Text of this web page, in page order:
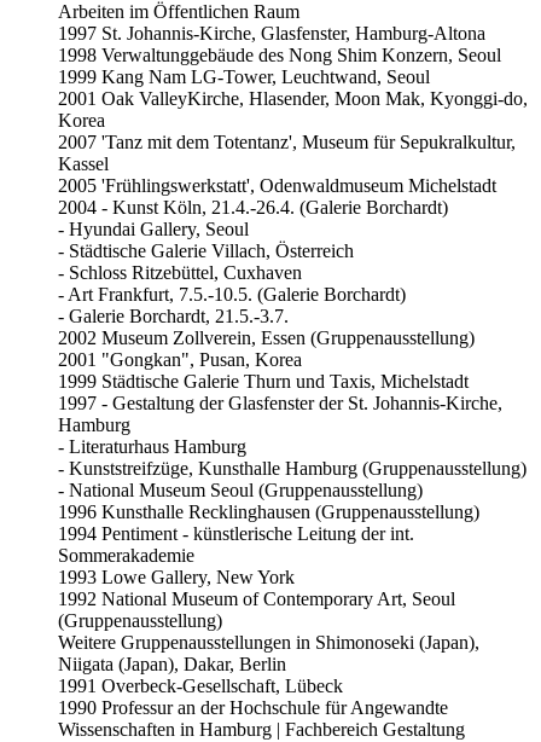
Arbeiten im Öffentlichen Raum
1997 St. Johannis-Kirche, Glasfenster, Hamburg-Altona
1998 Verwaltunggebäude des Nong Shim Konzern, Seoul
1999 Kang Nam LG-Tower, Leuchtwand, Seoul
2001 Oak ValleyKirche, Hlasender, Moon Mak, Kyonggi-do,
Korea
2007 'Tanz mit dem Totentanz', Museum für Sepukralkultur,
Kassel
2005 'Frühlingswerkstatt', Odenwaldmuseum Michelstadt
2004 - Kunst Köln, 21.4.-26.4. (Galerie Borchardt)
- Hyundai Gallery, Seoul
- Städtische Galerie Villach, Österreich
- Schloss Ritzebüttel, Cuxhaven
- Art Frankfurt, 7.5.-10.5. (Galerie Borchardt)
- Galerie Borchardt, 21.5.-3.7.
2002 Museum Zollverein, Essen (Gruppenausstellung)
2001 "Gongkan", Pusan, Korea
1999 Städtische Galerie Thurn und Taxis, Michelstadt
1997 - Gestaltung der Glasfenster der St. Johannis-Kirche,
Hamburg
- Literaturhaus Hamburg
- Kunststreifzüge, Kunsthalle Hamburg (Gruppenausstellung)
- National Museum Seoul (Gruppenausstellung)
1996 Kunsthalle Recklinghausen (Gruppenausstellung)
1994 Pentiment - künstlerische Leitung der int.
Sommerakademie
1993 Lowe Gallery, New York
1992 National Museum of Contemporary Art, Seoul
(Gruppenausstellung)
Weitere Gruppenausstellungen in Shimonoseki (Japan),
Niigata (Japan), Dakar, Berlin
1991 Overbeck-Gesellschaft, Lübeck
1990 Professur an der Hochschule für Angewandte
Wissenschaften in Hamburg | Fachbereich Gestaltung